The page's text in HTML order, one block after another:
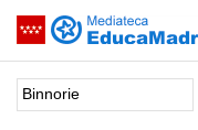
Saltar navegación
Palabra o frase: